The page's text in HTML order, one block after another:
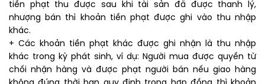
tiền phạt thu được sau khi tài sản đã được thanh lý,
nhượng bán thì khoản tiền phạt được ghi vào thu nhập
khác.
+ Các khoản tiền phạt khác được ghi nhận là thu nhập
khác trong kỳ phát sinh, ví dụ: Người mua được quyền từ
chối nhận hàng và được phạt người bán nếu giao hàng